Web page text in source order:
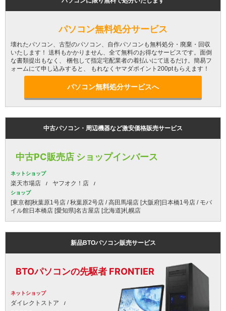
パソコン無料処分サービス
壊れたパソコン、古型のパソコン、自作パソコンも無料処分・廃棄・回収
いたします！ 送料もかかりません、全て無料のお得なサービスです。面倒
な書類提出もなく、 梱包して指定宅配業者の着払いにて送るだけ。簡易フ
ォームにて申し込みすると、 もれなくヤマダポイント200ptもらえます！
パソコン無料処分サービスへ
中古パソコン・周辺機器など激安価格販売サービス
中古PC販売店 ショップインバース
ネットショップ
楽天市場店 ヤフオク！店
ショップ
[東京都]秋葉原1号店 / 秋葉原2号店 / 高田馬場店 [大阪府]日本橋1号店 / モバ
イル館日本橋店 [愛知県]名古屋店 [北海道]札幌店
新品BTOパソコン販売サービス
BTOパソコンの先駆者 FRONTIER
ネットショップ
ダイレクトストア